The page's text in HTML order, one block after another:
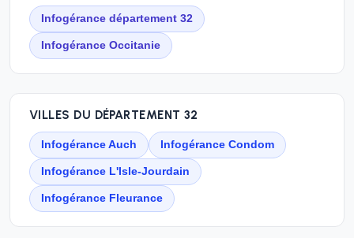
Infogérance département 32
Infogérance Occitanie
VILLES DU DÉPARTEMENT 32
Infogérance Auch Infogérance Condom
Infogérance L'Isle-Jourdain
Infogérance Fleurance